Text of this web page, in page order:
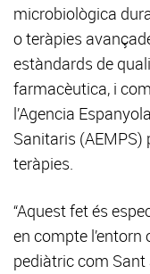
microbiològica
o teràpies
estàndards de
farmacèutica, i
l’Agencia
Sanitaris (AEMPS)
teràpies.
“Aquest fet és
en compte
pediàtric com Sant